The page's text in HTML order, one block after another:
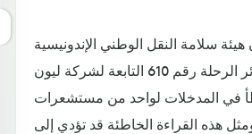
هيئة سلامة النقل الوطني الإندونيسية
أشارت إلى أن طائر الرحلة رقم 610 التابعة لشركة ليون
في المدخلات لواحد من مستشعرات
هذه القراءة الخاطئة قد تؤدي إلى